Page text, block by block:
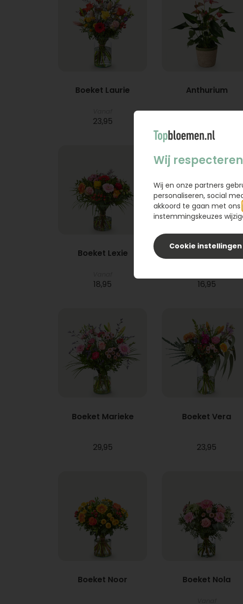
Boeket Laurie
23,95
Anthurium
Boeket Lexie
18,95
Phlebodium
16,95
Boeket Marieke
29,95
Boeket Vera
23,95
Boeket Noor Boeket Nola
Wij
Wij en onze partners
personaliseren, social
akkoord te gaan met ons
instemmingskeuzes
Cookie instellingen